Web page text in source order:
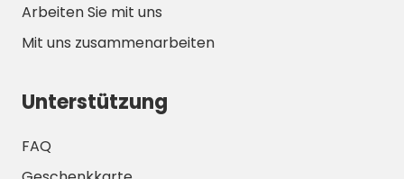
Arbeiten Sie mit uns
Mit uns zusammenarbeiten
Unterstützung
FAQ